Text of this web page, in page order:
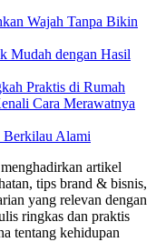
Wajah Tanpa Bikin
Mudah dengan Hasil
Praktis di Rumah
Cara Merawatnya
Berkilau Alami
artikel
tips brand & bisnis,
yang relevan dengan
ringkas dan praktis
tentang kehidupan